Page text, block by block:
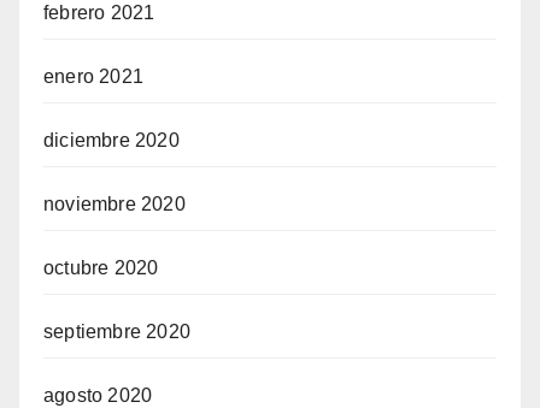
febrero 2021
enero 2021
diciembre 2020
noviembre 2020
octubre 2020
septiembre 2020
agosto 2020